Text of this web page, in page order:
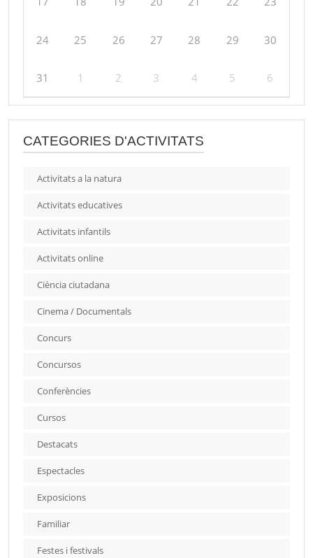
24 25 26 27 28 29 30
31 1 2 3 4 5 6
CATEGORIES D'ACTIVITATS
Activitats a la natura
Activitats educatives
Activitats infantils
Activitats online
Ciència ciutadana
Cinema / Documentals
Concurs
Concursos
Conferències
Cursos
Destacats
Espectacles
Exposicions
Familiar
Festes i festivals